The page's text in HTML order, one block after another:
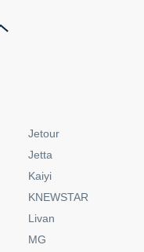
Jetour
Jetta
Kaiyi
KNEWSTAR
Livan
MG